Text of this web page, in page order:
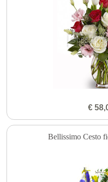
€
Bellissimo Cesto